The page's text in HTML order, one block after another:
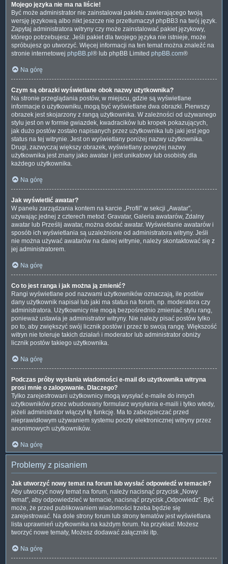
Mojego języka nie ma na liście!
Być może administrator nie zainstalował pakietu zawierającego twoją
wersję językową albo nikt jeszcze nie przetłumaczył phpBB3 na twój język.
Zapytaj administratora witryny czy może zainstalować pakiet językowy,
którego potrzebujesz. Jeśli pakiet dla twojego języka nie istnieje, może
spróbujesz go utworzyć. Więcej informacji na ten temat można znaleźć na
stronie internetowej phpBB.pl® lub phpBB Limited phpBB.com®
Na górę
Czym są obrazki wyświetlane obok nazwy użytkownika?
Na stronie przeglądania postów, w miejscu, gdzie są wyświetlane
informacje o użytkowniku, mogą być wyświetlane dwa obrazki. Pierwszy
obrazek jest skojarzony z rangą użytkownika. W zależności od używanego
stylu jest on w formie gwiazdek, kwadracików lub kropek pokazujących,
jak dużo postów zostało napisanych przez użytkownika lub jaki jest jego
status na tej witrynie. Jest on wyświetlany poniżej nazwy użytkownika.
Drugi, zazwyczaj większy obrazek, wyświetlany powyżej nazwy
użytkownika jest znany jako awatar i jest unikatowy lub osobisty dla
każdego użytkownika.
Na górę
Jak wyświetlić awatar?
W panelu zarządzania kontem na karcie „Profil” w sekcji „Awatar”,
używając jednej z czterech metod: Gravatar, Galeria awatarów, Zdalny
awatar lub Prześlij awatar, można dodać awatar. Wyświetlanie awatarów i
sposób ich wyświetlania są uzależnione od administratora witryny. Jeśli
nie można używać awatarów na danej witrynie, należy skontaktować się z
jej administratorem.
Na górę
Co to jest ranga i jak można ją zmienić?
Rangi wyświetlane pod nazwami użytkowników oznaczają, ile postów
dany użytkownik napisał lub jaki ma status na forum, np. moderatora czy
administratora. Użytkownicy nie mogą bezpośrednio zmieniać stylu rang,
ponieważ ustawia je administrator witryny. Nie należy pisać postów tylko
po to, aby zwiększyć swój licznik postów i przez to swoją rangę. Większość
witryn nie toleruje takich działań i moderator lub administrator obniży
licznik postów takiego użytkownika.
Na górę
Podczas próby wysłania wiadomości e-mail do użytkownika witryna
prosi mnie o zalogowanie. Dlaczego?
Tylko zarejestrowani użytkownicy mogą wysyłać e-maile do innych
użytkowników przez wbudowany formularz wysyłania e-maili i tylko wtedy,
jeżeli administrator włączył tę funkcję. Ma to zabezpieczać przed
nieprawidłowym używaniem systemu poczty elektronicznej witryny przez
anonimowych użytkowników.
Na górę
Problemy z pisaniem
Jak utworzyć nowy temat na forum lub wysłać odpowiedź w temacie?
Aby utworzyć nowy temat na forum, należy nacisnąć przycisk „Nowy
temat”, aby odpowiedzieć w temacie, nacisnąć przycisk „Odpowiedz”. Być
może, że przed publikowaniem wiadomości trzeba będzie się
zarejestrować. Na dole strony forum lub strony tematów jest wyświetlana
lista uprawnień użytkownika na każdym forum. Na przykład: Możesz
tworzyć nowe tematy, Możesz dodawać załączniki itp.
Na górę